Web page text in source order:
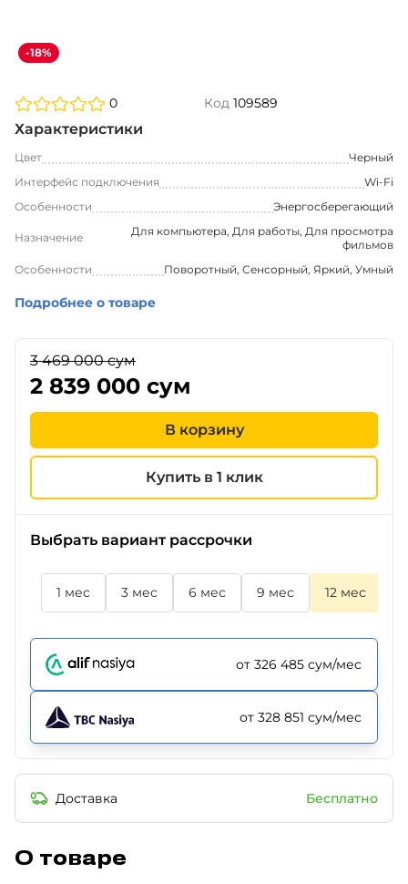
-18%
0 Код 109589
Характеристики
Цвет
Черный
Интерфейс подключения
Wi-Fi
Особенности
Энергосберегающий
Назначение
Для компьютера, Для работы, Для просмотра
фильмов
Особенности
Поворотный, Сенсорный, Яркий, Умный
Подробнее о товаре
3 469 000 сум
2 839 000 сум
В корзину
Купить в 1 клик
Выбрать вариант рассрочки
1 мес 3 мес 6 мес 9 мес 12 мес
от 326 485 сум/мес
от 328 851 сум/мес
Доставка Бесплатно
О товаре